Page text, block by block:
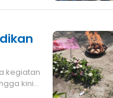
kini